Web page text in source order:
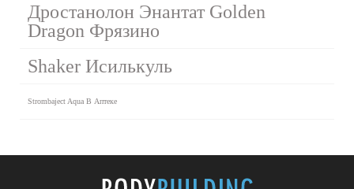
Дростанолон Энантат Golden
Dragon Фрязино
Shaker Исилькуль
Strombaject Aqua В Аптеке